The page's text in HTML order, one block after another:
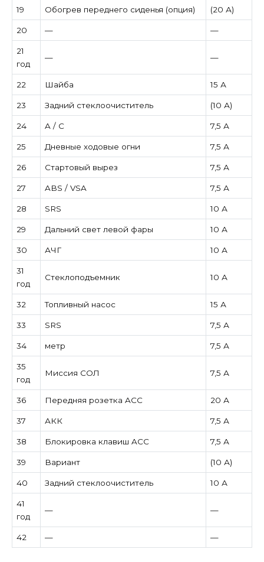
19 Обогрев переднего сиденья (опция) (20 А)
20 — —
21
год
— —
22 Шайба 15 А
23 Задний стеклоочиститель (10 А)
24 A / C 7,5 А
25 Дневные ходовые огни 7,5 А
26 Стартовый вырез 7,5 А
27 ABS / VSA 7,5 А
28 SRS 10 А
29 Дальний свет левой фары 10 А
30 АЧГ 10 А
31
год
Стеклоподъемник 10 А
32 Топливный насос 15 А
33 SRS 7,5 А
34 метр 7,5 А
35
год
Миссия СОЛ 7,5 А
36 Передняя розетка ACC 20 А
37 АКК 7,5 А
38 Блокировка клавиш ACC 7,5 А
39 Вариант (10 А)
40 Задний стеклоочиститель 10 А
41
год
— —
42 — —